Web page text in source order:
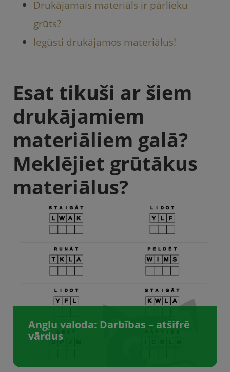
Drukājamais materiāls ir pārlieku
grūts?
Iegūsti drukājamos materiālus!
Esat tikuši ar šiem
drukājamiem
materiāliem galā?
Meklējiet grūtākus
materiālus?
Angļu valoda: Darbības – atšifrē
vārdus